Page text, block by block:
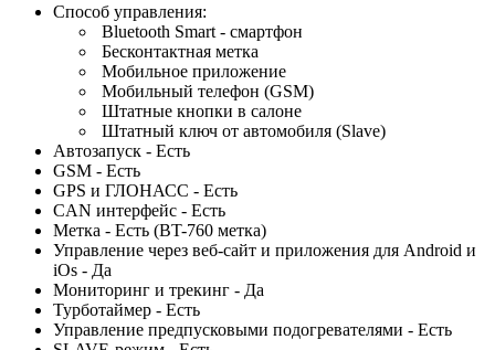
Способ управления:
Bluetooth Smart - смартфон
Бесконтактная метка
Мобильное приложение
Мобильный телефон (GSM)
Штатные кнопки в салоне
Штатный ключ от автомобиля (Slave)
Автозапуск - Есть
GSM - Есть
GPS и ГЛОНАСС - Есть
CAN интерфейс - Есть
Метка - Есть (BT-760 метка)
Управление через веб-сайт и приложения для Android и
iOs - Да
Мониторинг и трекинг - Да
Турботаймер - Есть
Управление предпусковыми подогревателями - Есть